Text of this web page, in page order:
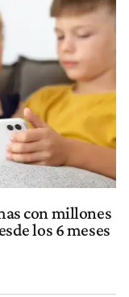
con millones
los 6 meses